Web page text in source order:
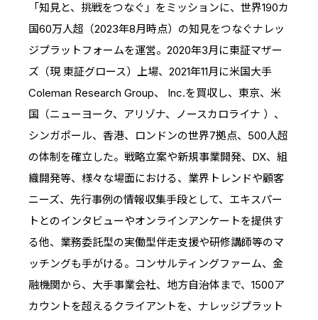
「知見と、挑戦をつなぐ」をミッションに、世界190カ
国60万人超（2023年8月時点）の知見をつなぐナレッ
ジプラットフォームを運営。2020年3月に東証マザー
ズ（現 東証グロース）上場、2021年11月に米国大手
Coleman Research Group、 Inc.を買収し、東京、米
国（ニューヨーク、アリゾナ、ノースカロライナ ）、
シンガポール、香港、ロンドンの世界7拠点、500人超
の体制を確立した。戦略立案や新規事業開発、DX、組
織開発等、様々な場面における、業界トレンドや顧客
ニーズ、先行事例の情報収集手段として、エキスパー
トとのインタビューやオンラインアンケートを提供す
る他、業務委託型の実働型伴走支援や研修講師等のマ
ッチングも手がける。コンサルティングファーム、金
融機関から、大手事業会社、地方自治体まで、1500ア
カウントを超えるクライアントを、ナレッジプラット